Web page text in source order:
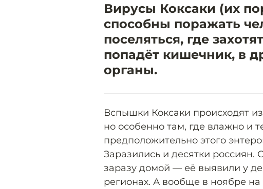
Вирусы Коксаки (их
способны поражать
поселяться, где
попадёт кишечник, в
органы.
Вспышки Коксаки происходят
но особенно там, где влажно и
предположительно этого
Заразились и десятки россиян.
заразу домой — её выявили у
регионах. А вообще в ноябре